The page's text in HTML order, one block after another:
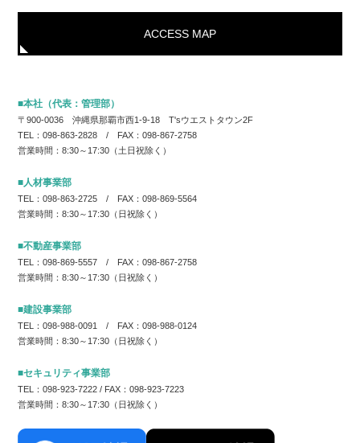
ACCESS MAP
■本社（代表：管理部）
〒900-0036 沖縄県那覇市西1-9-18 T'sウエストタウン2F
TEL：098-863-2828 / FAX：098-867-2758
営業時間：8:30～17:30（土日祝除く）
■人材事業部
TEL：098-863-2725 / FAX：098-869-5564
営業時間：8:30～17:30（日祝除く）
■不動産事業部
TEL：098-869-5557 / FAX：098-867-2758
営業時間：8:30～17:30（日祝除く）
■建設事業部
TEL：098-988-0091 / FAX：098-988-0124
営業時間：8:30～17:30（日祝除く）
■セキュリティ事業部
TEL：098-923-7222 / FAX：098-923-7223
営業時間：8:30～17:30（日祝除く）